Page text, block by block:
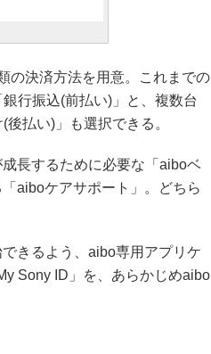
の決済方法を用意。これまでの
行振込(前払い)」と、複数台
払い)」も選択できる。
長するために必要な「aiboベ
aiboケアサポート」。どちら
きるよう、aibo専用アプリケ
Sony ID」を、あらかじめaibo